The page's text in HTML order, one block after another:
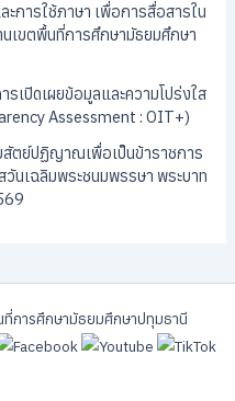
การใช้ภาษา เพื่อการสื่อสารใน
เขตพื้นที่การศึกษามัธยมศึกษา
เปิดเผยข้อมูลและความโปร่งใส
Assessment : OIT+)
ตย์ปฏิญาณเพื่อเป็นข้าราชการ
นเฉลิมพระชนมพรรษา พระบาท
การศึกษามัธยมศึกษาปทุมธานี